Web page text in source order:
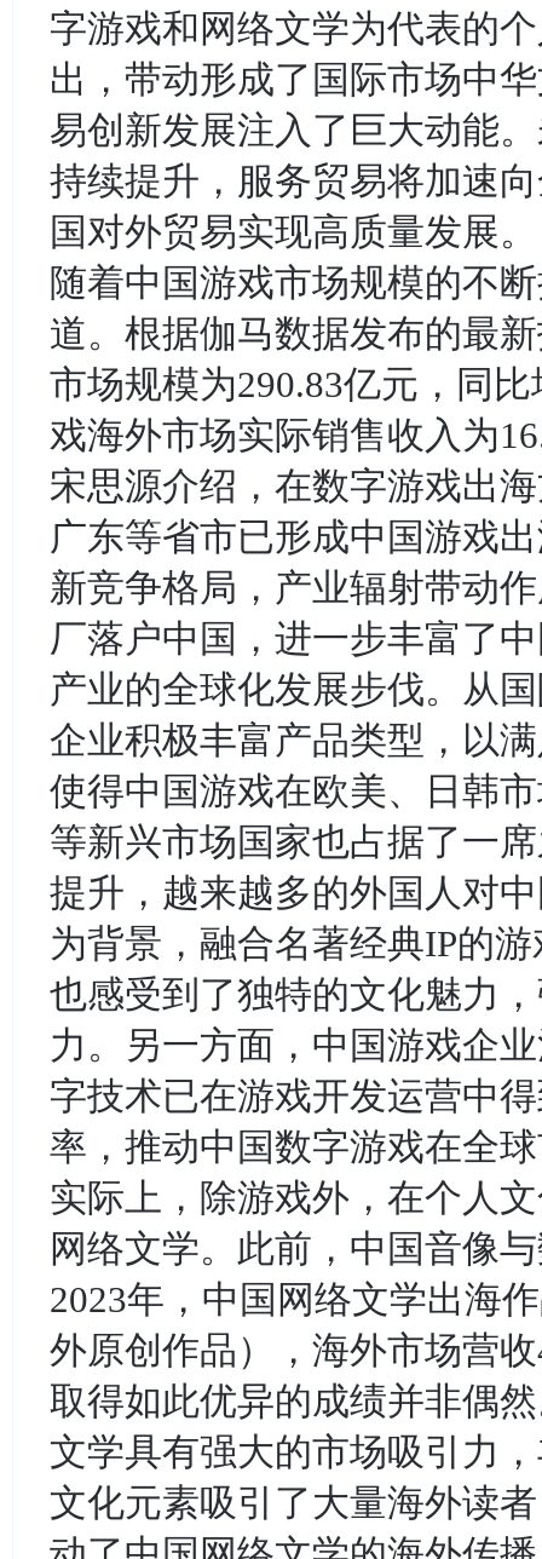
字游戏和网络文学为代表的
出，带动形成了国际市场中
易创新发展注入了巨大动能
持续提升，服务贸易将加速
国对外贸易实现高质量发展。
随着中国游戏市场规模的不
道。根据伽马数据发布的最
市场规模为290.83亿元，同
戏海外市场实际销售收入为
宋思源介绍，在数字游戏出
广东等省市已形成中国游戏
新竞争格局，产业辐射带动
厂落户中国，进一步丰富了
产业的全球化发展步伐。从
企业积极丰富产品类型，以
使得中国游戏在欧美、日韩
等新兴市场国家也占据了一
提升，越来越多的外国人对
为背景，融合名著经典IP的
也感受到了独特的文化魅力
力。另一方面，中国游戏企
字技术已在游戏开发运营中
率，推动中国数字游戏在全
实际上，除游戏外，在个人
网络文学。此前，中国音像
2023年，中国网络文学出海
外原创作品），海外市场营
取得如此优异的成绩并非偶
文学具有强大的市场吸引力
文化元素吸引了大量海外读